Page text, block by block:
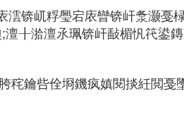
锛屼粰璺宕庡矕锛屽洜灏戞
澶╂湁澶氶珮锛屽敮楣忛笩鍙
秺鑰呰佺埛鐖疯嫃閱掞紝閲戞